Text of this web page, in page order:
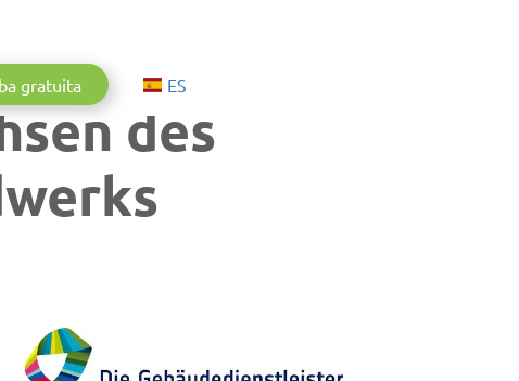
gratuita ES
des